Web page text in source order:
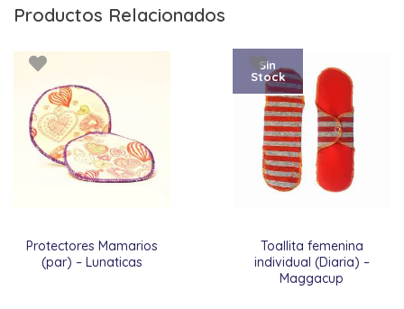
Productos Relacionados
Protectores Mamarios
(par) – Lunaticas
Toallita femenina
individual (Diaria) –
Maggacup
Sin
Stock